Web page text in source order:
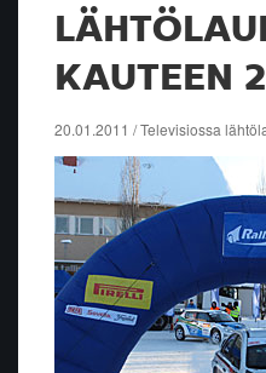
KAUTEEN
20.01.2011 / Televisiossa